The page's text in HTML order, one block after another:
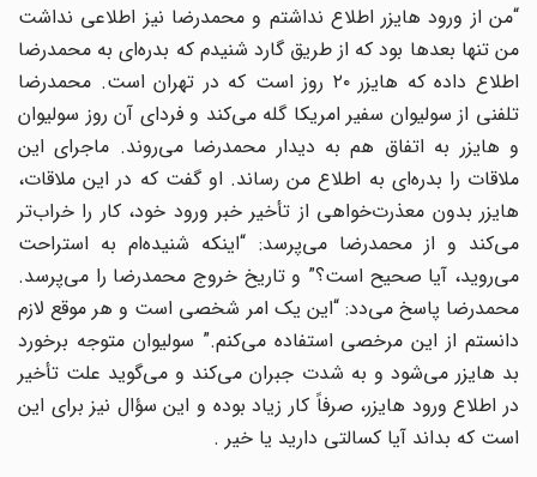
“من از ورود هایزر اطلاع نداشتم و محمدرضا نیز اطلاعی نداشت
من تنها بعدها بود که از طریق گارد شنیدم که بدره‌ای به محمدرضا
اطلاع داده که هایزر ۲۰ روز است که در تهران است. محمدرضا
تلفنی از سولیوان سفیر امریکا گله می‌کند و فردای آن روز سولیوان
و هایزر به اتفاق هم به دیدار محمدرضا می‌روند. ماجرای این
ملاقات را بدره‌ای به اطلاع من رساند. او گفت که در این ملاقات،
هایزر بدون معذرت‌خواهی از تأخیر خبر ورود خود، کار را خراب‌تر
می‌کند و از محمدرضا می‌پرسد: “اینکه شنیده‌ام به استراحت
می‌روید، آیا صحیح است؟” و تاریخ خروج محمدرضا را می‌پرسد.
محمدرضا پاسخ می‌دد: “این یک امر شخصی است و هر موقع لازم
دانستم از این مرخصی استفاده می‌کنم.” سولیوان متوجه برخورد
بد هایزر می‌شود و به شدت جبران می‌کند و می‌گوید علت تأخیر
در اطلاع ورود هایزر، صرفاً کار زیاد بوده و این سؤال نیز برای این
است که بداند آیا کسالتی دارید یا خیر .